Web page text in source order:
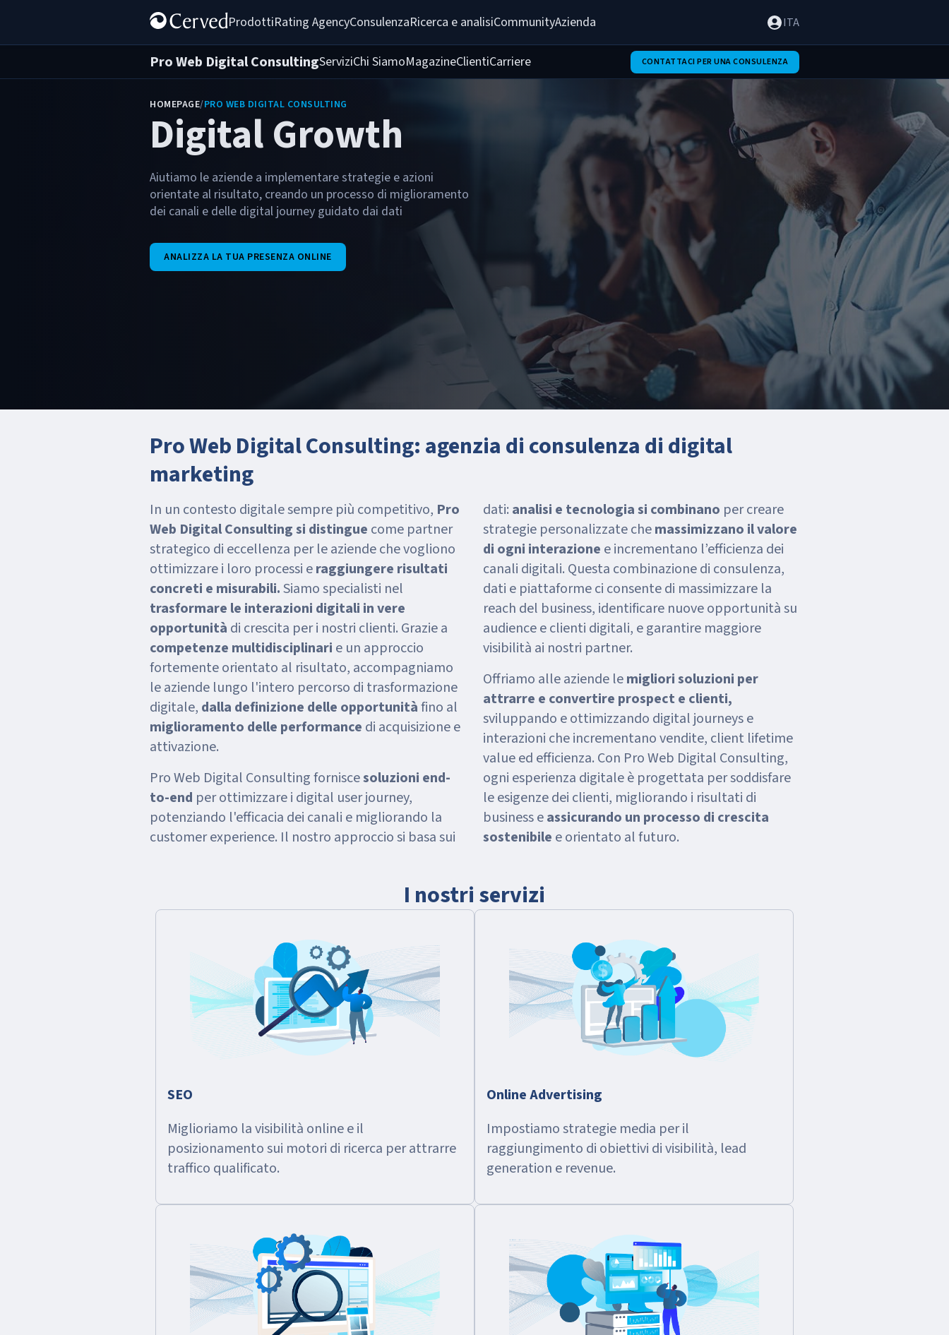
ProdottiRating AgencyConsulenzaRicerca e analisiCommunityAzienda ITA
Pro Web Digital ConsultingServiziChi SiamoMagazineClientiCarriere CONTATTACI PER UNA CONSULENZA
HOMEPAGE/PRO WEB DIGITAL CONSULTING
Digital Growth
Aiutiamo le aziende a implementare strategie e azioni
orientate al risultato, creando un processo di miglioramento
dei canali e delle digital journey guidato dai dati
ANALIZZA LA TUA PRESENZA ONLINE
Pro Web Digital Consulting: agenzia di consulenza di digital
marketing
In un contesto digitale sempre più competitivo, Pro
Web Digital Consulting si distingue come partner
strategico di eccellenza per le aziende che vogliono
ottimizzare i loro processi eraggiungere risultati
concreti e misurabili.Siamo specialisti nel
trasformare le interazioni digitali in vere
opportunità di crescita per i nostri clienti. Grazie a
competenze multidisciplinari e un approccio
fortemente orientato al risultato, accompagniamo
le aziende lungo l'intero percorso di trasformazione
digitale, dalla definizione delle opportunitàfino al
miglioramento delle performance di acquisizione e
attivazione.
Pro Web Digital Consulting forniscesoluzioni end-
to-end per ottimizzare i digital user journey,
potenziando l'efficacia dei canali e migliorando la
customer experience. Il nostro approccio si basa sui
dati: analisi e tecnologia si combinano per creare
strategie personalizzate chemassimizzano il valore
di ogni interazione e incrementano l’efficienza dei
canali digitali. Questa combinazione di consulenza,
dati e piattaforme ci consente di massimizzare la
reach del business, identificare nuove opportunità su
audience e clienti digitali, e garantire maggiore
visibilità ai nostri partner.
Offriamo alle aziende lemigliori soluzioni per
attrarre e convertire prospect e clienti,
sviluppando e ottimizzando digital journeys e
interazioni che incrementano vendite, client lifetime
value ed efficienza. Con Pro Web Digital Consulting,
ogni esperienza digitale è progettata per soddisfare
le esigenze dei clienti, migliorando i risultati di
business eassicurando un processo di crescita
sostenibile e orientato al futuro.
I nostri servizi
SEO
Miglioriamo la visibilità online e il
posizionamento sui motori di ricerca per attrarre
traffico qualificato.
Online Advertising
Impostiamo strategie media per il
raggiungimento di obiettivi di visibilità, lead
generation e revenue.